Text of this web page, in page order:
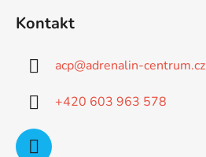
Kontakt
acp@adrenalin-centrum.cz
+420 603 963 578